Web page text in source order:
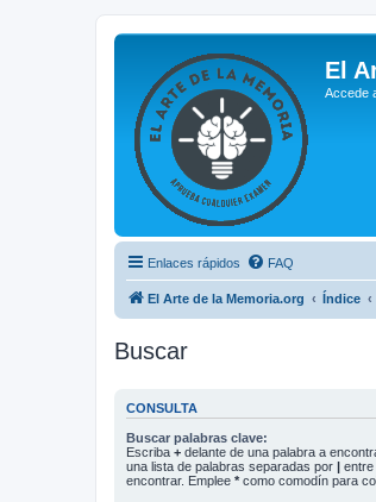
El
Accede
Enlaces rápidos FAQ
El Arte de la Memoria.org Índice
Buscar
CONSULTA
Buscar palabras clave:
Escriba + delante de una palabra a
una lista de palabras separadas por |
encontrar. Emplee * como comodín para